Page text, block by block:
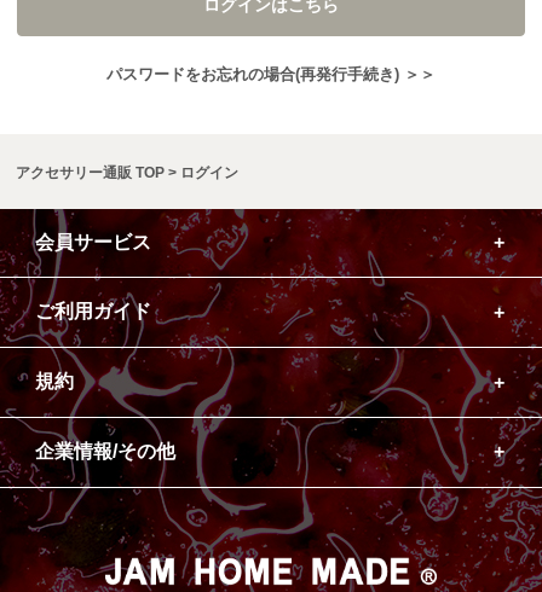
ログインはこちら
パスワードをお忘れの場合(再発行手続き) ＞＞
アクセサリー通販 TOP ログイン
会員サービス
ご利用ガイド
規約
企業情報/その他